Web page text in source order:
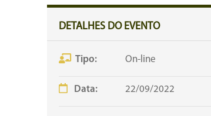
DETALHES DO EVENTO
Tipo: On-line
Data: 22/09/2022